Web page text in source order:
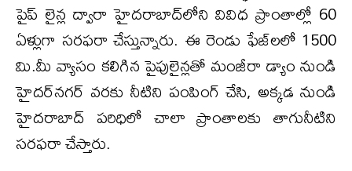
పైప్ లైన్ల‌ ద్వారా హైదరాబాద్‌లోని వివిధ ప్రాంతాల్లో 60
ఏళ్లుగా సరఫరా చేస్తున్నారు. ఈ రెండు ఫేజ్‌లలో 1500
మి.మీ వ్యాసం కలిగిన‌ పైపులైన్ల‌తో మంజీరా డ్యాం నుండి
హైదర్‌నగర్ వరకు నీటిని పంపింగ్ చేసి, అక్కడ నుండి
హైదరాబాద్ పరిధిలో చాలా ప్రాంతాలకు తాగునీటిని
సరఫరా చేస్తారు.